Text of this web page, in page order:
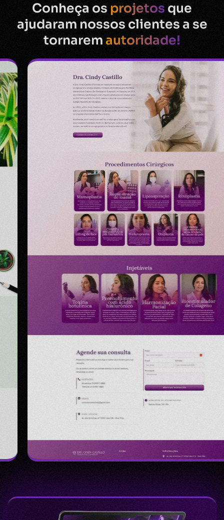
Conheça os projetos que
ajudaram nossos clientes a se
tornarem autoridade!